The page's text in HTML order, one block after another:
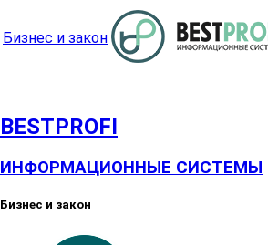
Бизнес и закон
BESTPROFI
ИНФОРМАЦИОННЫЕ СИСТЕМЫ
Бизнес и закон